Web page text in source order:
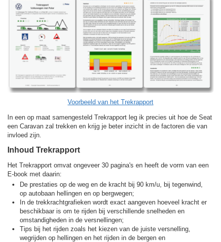
Voorbeeld van het Trekrapport
In een op maat samengesteld Trekrapport leg ik precies uit hoe de Seat
een Caravan zal trekken en krijg je beter inzicht in de factoren die van
invloed zijn.
Inhoud Trekrapport
Het Trekrapport omvat ongeveer 30 pagina's en heeft de vorm van een
E-book met daarin:
De prestaties op de weg en de kracht bij 90 km/u, bij tegenwind,
op autobaan hellingen en op bergwegen;
In de trekkracht­grafieken wordt exact aangeven hoeveel kracht er
beschikbaar is om te rijden bij verschillende snelheden en
omstandigheden in de versnellingen;
Tips bij het rijden zoals het kiezen van de juiste versnelling,
wegrijden op hellingen en het rijden in de bergen en